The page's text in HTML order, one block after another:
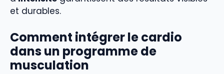
et durables.
Comment intégrer le cardio
dans un programme de
musculation